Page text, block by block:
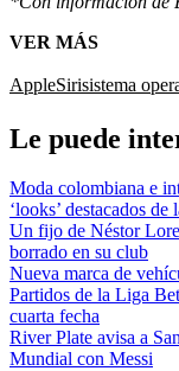
VER MÁS
AppleSirisistema
Le puede
Moda colombiana e
‘looks’ destacados de
Un fijo de Néstor
borrado en su club
Nueva marca de
Partidos de la Liga
cuarta fecha
River Plate avisa a
Mundial con Messi